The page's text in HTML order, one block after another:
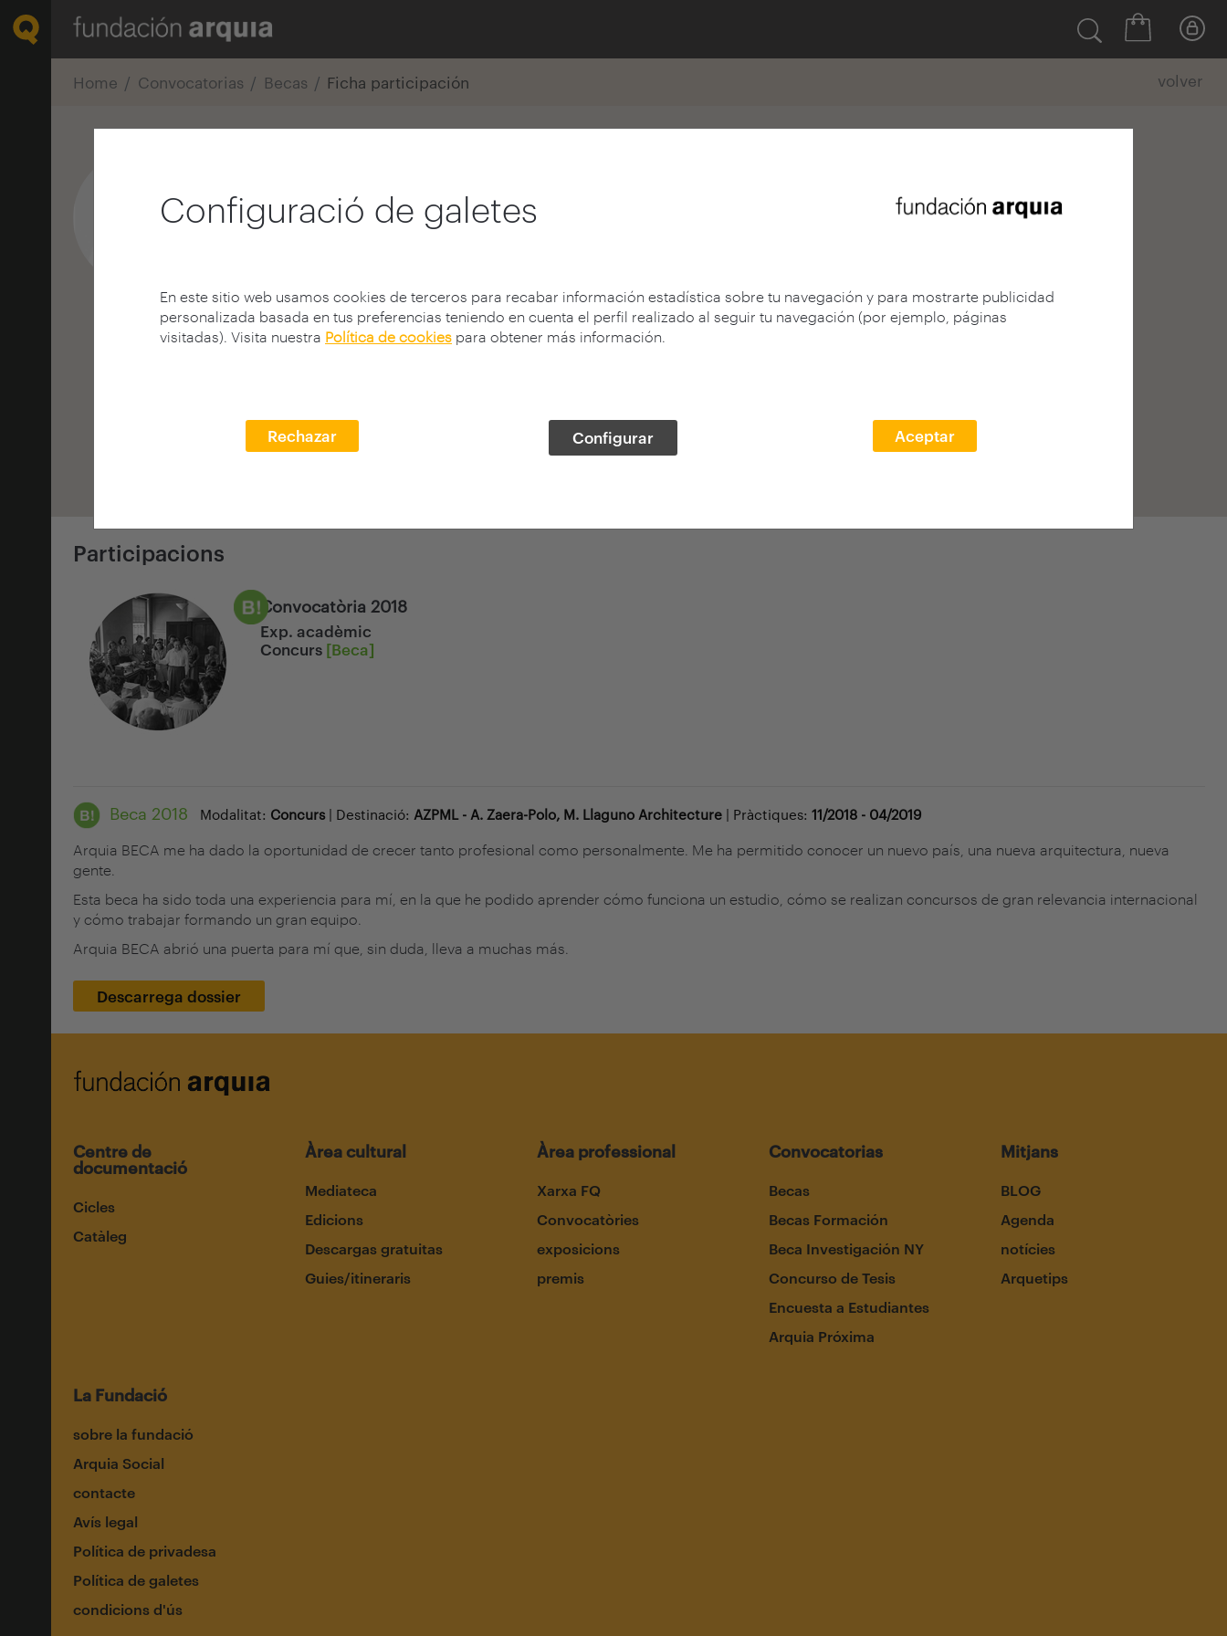
Configuració de galetes
En este sitio web usamos cookies de terceros para recabar información estadística sobre tu navegación y para mostrarte publicidad
personalizada basada en tus preferencias teniendo en cuenta el perfil realizado al seguir tu navegación (por ejemplo, páginas
visitadas). Visita nuestra Política de cookies para obtener más información.
Rechazar Configurar Aceptar
Home Convocatorias Becas Ficha participación volver
Estudiante
E.T.S. A - Madrid - UPM
Participacions
Convocatòria 2018
Exp. acadèmic
Concurs [Beca]
Beca 2018 Modalitat: Concurs | Destinació: AZPML - A. Zaera-Polo, M. Llaguno Architecture | Pràctiques: 11/2018 - 04/2019
Arquia BECA me ha dado la oportunidad de crecer tanto profesional como personalmente. Me ha permitido conocer un nuevo país, una nueva arquitectura, nueva
gente.
Esta beca ha sido toda una experiencia para mí, en la que he podido aprender cómo funciona un estudio, cómo se realizan concursos de gran relevancia internacional
y cómo trabajar formando un gran equipo.
Arquia BECA abrió una puerta para mí que, sin duda, lleva a muchas más.
Descarrega dossier
Centre de
documentació
Cicles
Catàleg
Àrea cultural
Mediateca
Edicions
Descargas gratuitas
Guies/itineraris
Àrea professional
Xarxa FQ
Convocatòries
exposicions
premis
Convocatorias
Becas
Becas Formación
Beca Investigación NY
Concurso de Tesis
Encuesta a Estudiantes
Arquia Próxima
Mitjans
BLOG
Agenda
notícies
Arquetips
La Fundació
sobre la fundació
Arquia Social
contacte
Avís legal
Política de privadesa
Política de galetes
condicions d'ús